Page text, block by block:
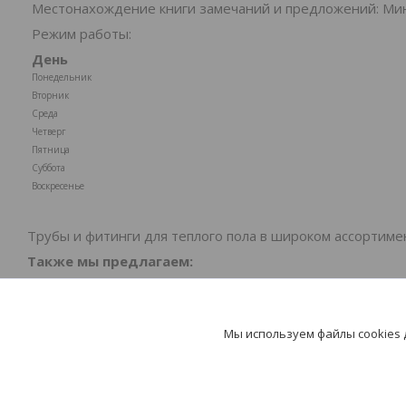
Местонахождение книги замечаний и предложений:
Режим работы:
День
Понедельник
Вторник
Среда
Четверг
Пятница
Суббота
Воскресенье
Трубы и фитинги для теплого пола в широком
Также мы предлагаем:
Профессиональную консультацию и поддержку
Мы используем файлы cookies